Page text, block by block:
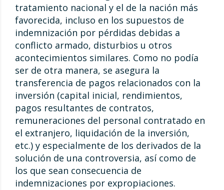
tratamiento nacional y el de la nación más
favorecida, incluso en los supuestos de
indemnización por pérdidas debidas a
conflicto armado, disturbios u otros
acontecimientos similares. Como no podía
ser de otra manera, se asegura la
transferencia de pagos relacionados con la
inversión (capital inicial, rendimientos,
pagos resultantes de contratos,
remuneraciones del personal contratado en
el extranjero, liquidación de la inversión,
etc.) y especialmente de los derivados de la
solución de una controversia, así como de
los que sean consecuencia de
indemnizaciones por expropiaciones.